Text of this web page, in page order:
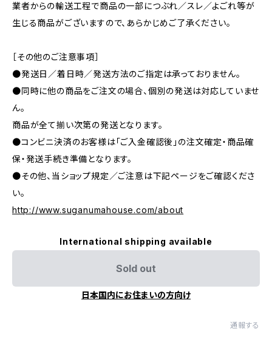
業者からの輸送工程で商品の一部につぶれ／スレ／よごれ等が
生じる商品がございますので、あらかじめご了承ください。
［その他のご注意事項］
●発送日／着日時／発送方法のご指定は承っておりません。
●同時に他の商品をご注文の場合、個別の発送は対応していませ
ん。
商品が全て揃い次第の発送となります。
●コンビニ決済のお客様は「ご入金確認後」の注文確定・商品確
保・発送手続き準備となります。
●その他、当ショップ規定／ご注意は下記ページをご確認くださ
い。
http://www.suganumahouse.com/about
International shipping available
Sold out
日本国内にお住まいの方向け
通報する